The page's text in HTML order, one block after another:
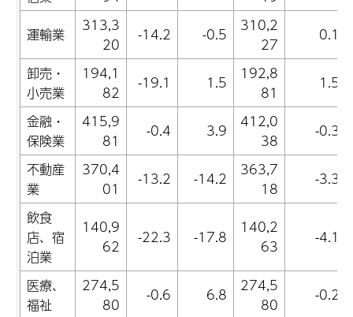
運輸業
313,3
20
-14.2 -0.5
310,2
27
0.1
卸売・
小売業
194,1
82
-19.1 1.5
192,8
81
1.5
金融・
保険業
415,9
81
-0.4 3.9
412,0
38
-0.3
不動産
業
370,4
01
-13.2 -14.2
363,7
18
-3.3
飲食
店、宿
泊業
140,9
62
-22.3 -17.8
140,2
63
-4.1
医療、
福祉
274,5
80
-0.6 6.8
274,5
80
-0.2